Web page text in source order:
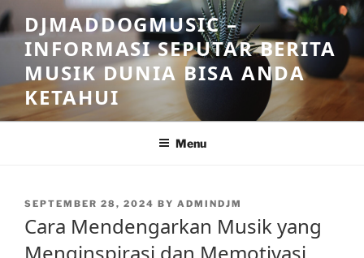
Skip
to
content
DJMADDOGMUSIC –
INFORMASI SEPUTAR BERITA
MUSIK DUNIA BISA ANDA
KETAHUI
Menu
POSTED
SEPTEMBER 28, 2024 BY ADMINDJM
Cara Mendengarkan Musik yang